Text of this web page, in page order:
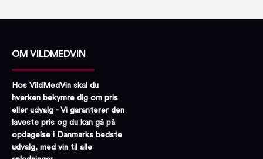
OM VILDMEDVIN
Hos VildMedVin skal du
hverken bekymre dig om pris
eller udvalg - Vi garanterer den
laveste pris og du kan gå på
opdagelse i Danmarks bedste
udvalg, med vin til alle